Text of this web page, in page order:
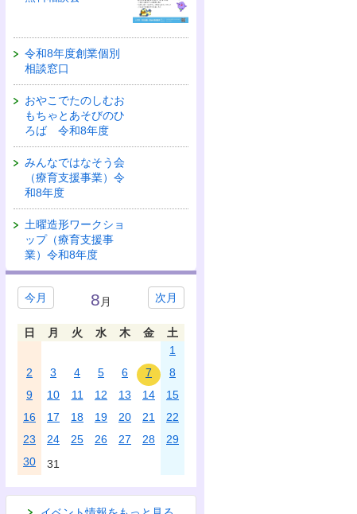
令和8年度創業個別
相談窓口
おやこでたのしむお
もちゃとあそびのひ
ろば 令和8年度
みんなではなそう会
（療育支援事業）令
和8年度
土曜造形ワークショ
ップ（療育支援事
業）令和8年度
今月 次月
8 月
日 月 火 水 木 金
土
1
2
3 4 5 6 7
8
9
10 11 12 13 14
15
16
17 18 19 20 21
22
23
24 25 26 27 28
29
30
31